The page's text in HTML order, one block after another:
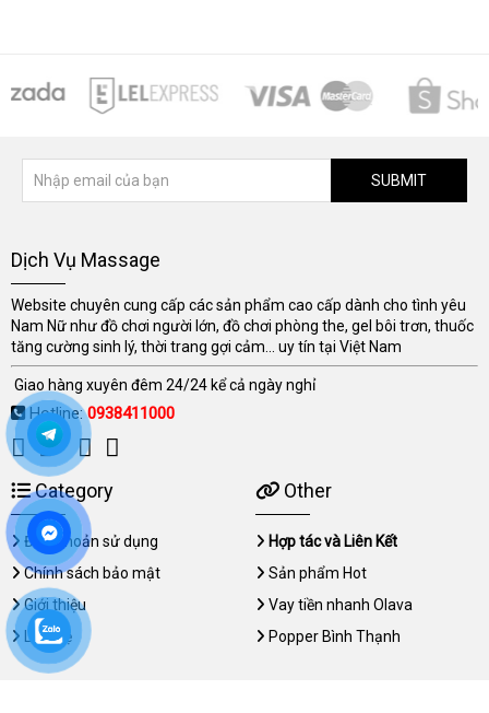
SUBMIT
Dịch Vụ Massage
Website chuyên cung cấp các sản phẩm cao cấp dành cho tình yêu
Nam Nữ như đồ chơi người lớn, đồ chơi phòng the, gel bôi trơn, thuốc
tăng cường sinh lý, thời trang gợi cảm... uy tín tại Việt Nam
Giao hàng xuyên đêm 24/24 kể cả ngày nghỉ
Hotline:0938411000
Category
Điều khoản sử dụng
Chính sách bảo mật
Giới thiệu
Liên hệ
Other
Hợp tác và Liên Kết
Sản phẩm Hot
Vay tiền nhanh Olava
Popper Bình Thạnh